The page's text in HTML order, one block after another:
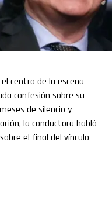
centro de la escena
confesión sobre su
de silencio y
la conductora habló
el final del vínculo